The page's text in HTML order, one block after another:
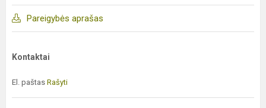
Pareigybės aprašas
Kontaktai
El. paštas Rašyti